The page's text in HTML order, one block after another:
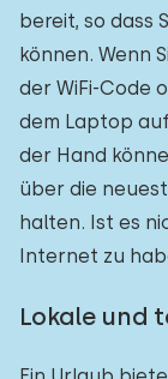
bereit, so dass
können. Wenn
der WiFi-Code
dem Laptop
der Hand
über die
halten. Ist es
Internet zu
Lokale und